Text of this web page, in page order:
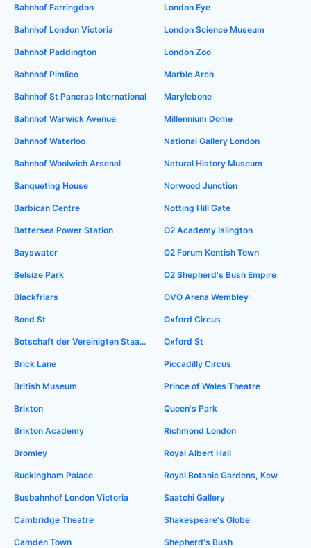
Bahnhof Farringdon
Bahnhof London Victoria
Bahnhof Paddington
Bahnhof Pimlico
Bahnhof St Pancras International
Bahnhof Warwick Avenue
Bahnhof Waterloo
Bahnhof Woolwich Arsenal
Banqueting House
Barbican Centre
Battersea Power Station
Bayswater
Belsize Park
Blackfriars
Bond St
Botschaft der Vereinigten Staaten in London
Brick Lane
British Museum
Brixton
Brixton Academy
Bromley
Buckingham Palace
Busbahnhof London Victoria
Cambridge Theatre
Camden Town
London Eye
London Science Museum
London Zoo
Marble Arch
Marylebone
Millennium Dome
National Gallery London
Natural History Museum
Norwood Junction
Notting Hill Gate
O2 Academy Islington
O2 Forum Kentish Town
O2 Shepherd's Bush Empire
OVO Arena Wembley
Oxford Circus
Oxford St
Piccadilly Circus
Prince of Wales Theatre
Queen's Park
Richmond London
Royal Albert Hall
Royal Botanic Gardens, Kew
Saatchi Gallery
Shakespeare's Globe
Shepherd's Bush